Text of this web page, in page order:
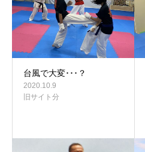
台風で大変･･･？
2020.10.9
旧サイト分